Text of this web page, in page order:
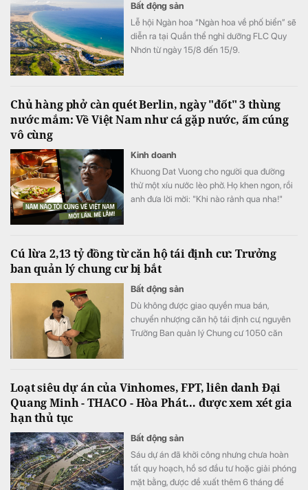
Bất động sản
Lễ hội Ngàn hoa “Ngàn hoa về phố biển” sẽ
diễn ra tại Quần thể nghỉ dưỡng FLC Quy
Nhơn từ ngày 15/8 đến 15/9.
Chủ hàng phở càn quét Berlin, ngày "đốt" 3 thùng
nước mắm: Về Việt Nam như cá gặp nước, ấm cúng
vô cùng
Kinh doanh
Khuong Dat Vuong cho người qua đường
thử một xíu nước lèo phở. Họ khen ngon, rồi
anh đưa lời mời: "Khi nào rảnh qua nha!"
Cú lừa 2,13 tỷ đồng từ căn hộ tái định cư: Trưởng
ban quản lý chung cư bị bắt
Bất động sản
Dù không được giao quyền mua bán,
chuyển nhượng căn hộ tái định cư, nguyên
Trưởng Ban quản lý Chung cư 1050 căn
Loạt siêu dự án của Vinhomes, FPT, liên danh Đại
Quang Minh - THACO - Hòa Phát… được xem xét gia
hạn thủ tục
Bất động sản
Sáu dự án đã khởi công nhưng chưa hoàn
tất quy hoạch, hồ sơ đầu tư hoặc giải phóng
mặt bằng, được đề xuất thêm 6 tháng để